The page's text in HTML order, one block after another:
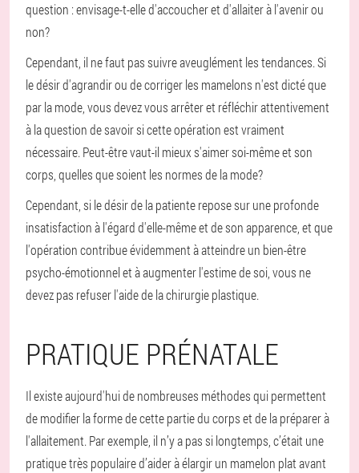
question : envisage-t-elle d'accoucher et d'allaiter à l'avenir ou
non?
Cependant, il ne faut pas suivre aveuglément les tendances. Si
le désir d'agrandir ou de corriger les mamelons n'est dicté que
par la mode, vous devez vous arrêter et réfléchir attentivement
à la question de savoir si cette opération est vraiment
nécessaire. Peut-être vaut-il mieux s'aimer soi-même et son
corps, quelles que soient les normes de la mode?
Cependant, si le désir de la patiente repose sur une profonde
insatisfaction à l'égard d'elle-même et de son apparence, et que
l'opération contribue évidemment à atteindre un bien-être
psycho-émotionnel et à augmenter l'estime de soi, vous ne
devez pas refuser l'aide de la chirurgie plastique.
PRATIQUE PRÉNATALE
Il existe aujourd'hui de nombreuses méthodes qui permettent
de modifier la forme de cette partie du corps et de la préparer à
l'allaitement. Par exemple, il n’y a pas si longtemps, c’était une
pratique très populaire d’aider à élargir un mamelon plat avant